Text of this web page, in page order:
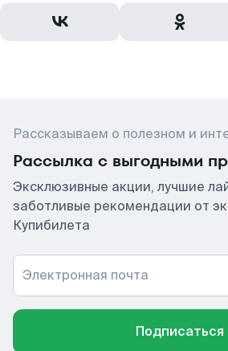
Рассказываем о полезном и
Рассылка с выгодными
Эксклюзивные акции, лучшие
заботливые рекомендации от
Купибилета
Электронная почта
Подписаться